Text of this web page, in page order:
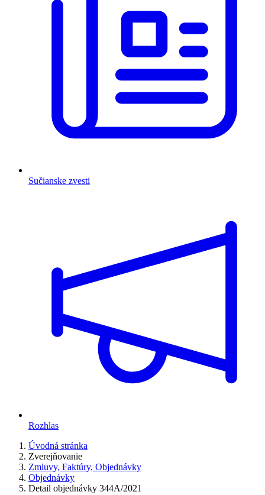
Sučianske zvesti
Rozhlas
Úvodná stránka
Zverejňovanie
Zmluvy, Faktúry, Objednávky
Objednávky
Detail objednávky 344A/2021